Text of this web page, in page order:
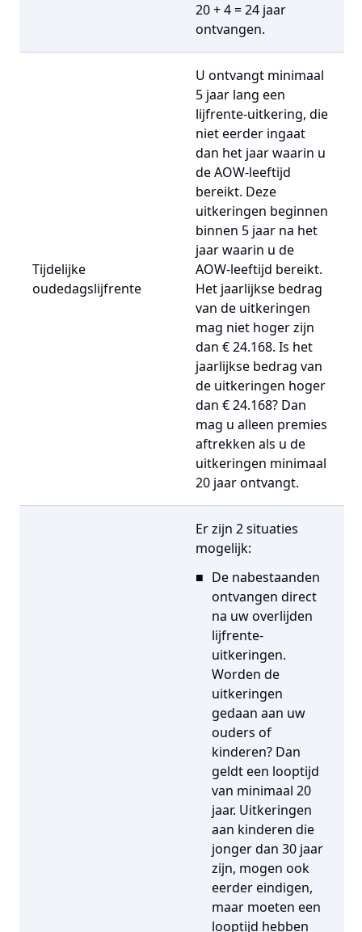
20 + 4 = 24 jaar
ontvangen.
Tijdelijke
oudedagslijfrente
U ontvangt minimaal
5 jaar lang een
lijfrente-uitkering, die
niet eerder ingaat
dan het jaar waarin u
de AOW-leeftijd
bereikt. Deze
uitkeringen beginnen
binnen 5 jaar na het
jaar waarin u de
AOW-leeftijd bereikt.
Het jaarlijkse bedrag
van de uitkeringen
mag niet hoger zijn
dan € 24.168. Is het
jaarlijkse bedrag van
de uitkeringen hoger
dan € 24.168? Dan
mag u alleen premies
aftrekken als u de
uitkeringen minimaal
20 jaar ontvangt.
Er zijn 2 situaties
mogelijk:
De nabestaanden
ontvangen direct
na uw overlijden
lijfrente-
uitkeringen.
Worden de
uitkeringen
gedaan aan uw
ouders of
kinderen? Dan
geldt een looptijd
van minimaal 20
jaar. Uitkeringen
aan kinderen die
jonger dan 30 jaar
zijn, mogen ook
eerder eindigen,
maar moeten een
looptijd hebben